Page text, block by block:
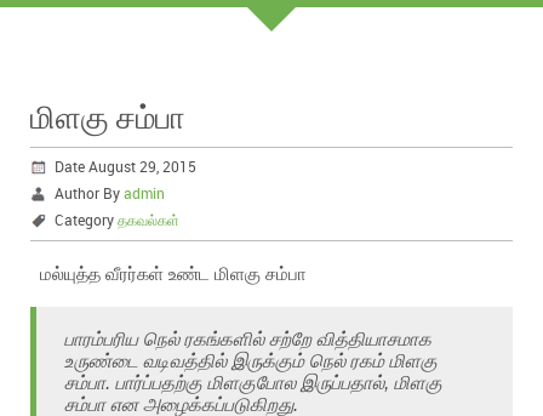
மிளகு சம்பா
Date August 29, 2015
Author Byadmin
Categoryதகவல்கள்
மல்யுத்த வீரர்கள் உண்ட மிளகு சம்பா
பாரம்பரிய நெல் ரகங்களில் சற்றே வித்தியாசமாக
உருண்டை வடிவத்தில் இருக்கும் நெல் ரகம் மிளகு
சம்பா. பார்ப்பதற்கு மிளகுபோல இருப்பதால், மிளகு
சம்பா என அழைக்கப்படுகிறது.